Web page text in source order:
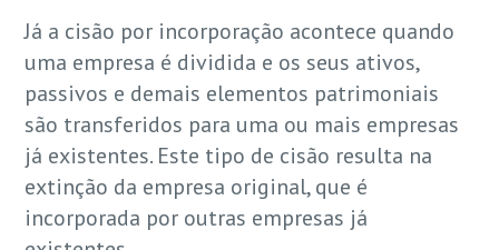
Já a cisão por incorporação acontece quando
uma empresa é dividida e os seus ativos,
passivos e demais elementos patrimoniais
são transferidos para uma ou mais empresas
já existentes. Este tipo de cisão resulta na
extinção da empresa original, que é
incorporada por outras empresas já